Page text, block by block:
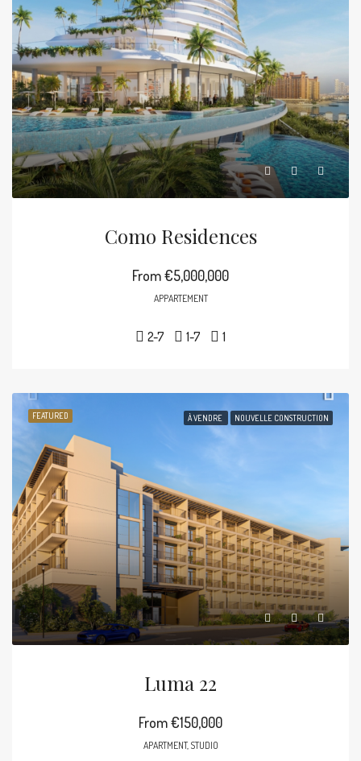
Como Residences
From€5,000,000
APPARTEMENT
2-7 1-7 1
FEATURED À VENDRE NOUVELLE CONSTRUCTION
Luma 22
From€150,000
APARTMENT, STUDIO